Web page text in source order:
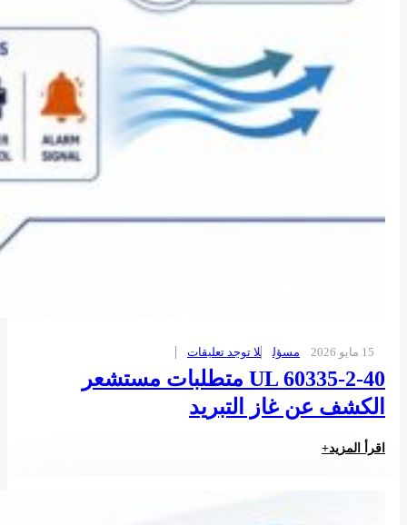
15 مايو 2026 مسؤل لا توجد تعليقات
UL 60335-2-40 متطلبات مستشعر
الكشف عن غاز التبريد
اقرأ المزيد+